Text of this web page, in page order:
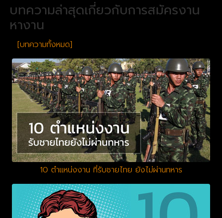
บทความล่าสุดเกี่ยวกับการสมัครงาน
หางาน
[บทความทั้งหมด]
10 ตำแหน่งงาน ที่รับชายไทย ยังไม่ผ่านทหาร